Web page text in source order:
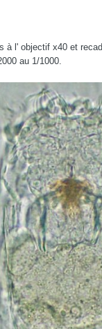
à l' objectif x40 et
au 1/1000.